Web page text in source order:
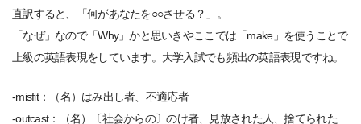
直訳すると、「何があなたを○○させる？」。
「なぜ」なので「Why」かと思いきやここでは「make」を使うことで
上級の英語表現をしています。大学入試でも頻出の英語表現ですね。
-misfit：（名）はみ出し者、不適応者
-outcast：（名）〔社会からの〕のけ者、見放された人、捨てられた